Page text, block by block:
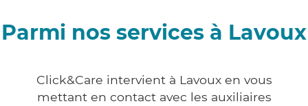
Parmi nos services à Lavoux
Click&Care intervient à Lavoux en vous
mettant en contact avec les auxiliaires